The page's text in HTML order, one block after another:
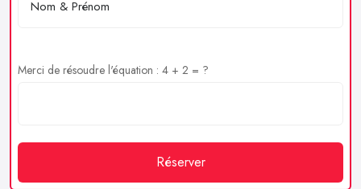
Merci de résoudre l'équation : 4 + 2 = ?
Réserver